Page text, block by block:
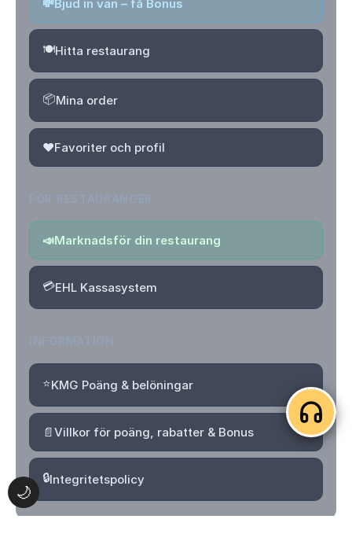
🌙
💸Bjud in vän – få Bonus
🍽️Hitta restaurang
📦Mina order
❤️Favoriter och profil
📣Marknadsför din restaurang
💳EHL Kassasystem
⭐KMG Poäng & belöningar
📄Villkor för poäng, rabatter & Bonus
🔒Integritetspolicy